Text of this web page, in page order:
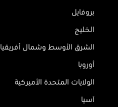
بروفايل
الخليج
الشرق الأوسط وشمال أفريقيا
أوروبا
الولايات المتحدة الأميركية
آسيا